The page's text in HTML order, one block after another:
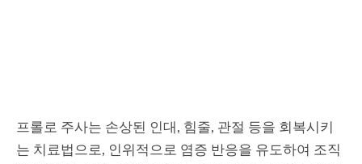
프롤로 주사는 손상된 인대, 힘줄, 관절 등을 회복시키
는 치료법으로, 인위적으로 염증 반응을 유도하여 조직